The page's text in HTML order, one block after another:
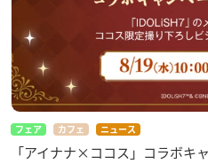
初回限定盤A：CD / ダウンロー
初回限定盤B：CD / ダウンロー
録)
通常盤：CD
【収録曲】
miss you…
恋のかけら
フェア カフェ ニュース
「アイナナ×ココス」コラボキ